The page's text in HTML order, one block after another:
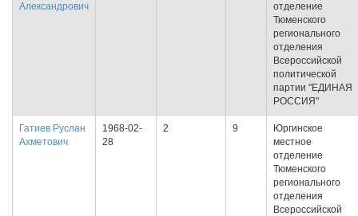
Александрович
отделение
Тюменского
регионального
отделения
Всероссийской
политической
партии "ЕДИНАЯ
РОССИЯ"
Гатиев Руслан
Ахметович
1968-02-
28
2 9
Юргинское
местное
отделение
Тюменского
регионального
отделения
Всероссийской